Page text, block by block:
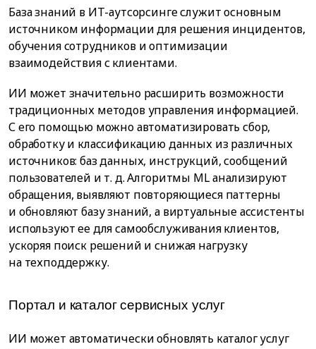
База знаний в ИТ-аутсорсинге служит основным
источником информации для решения инцидентов,
обучения сотрудников и оптимизации
взаимодействия с клиентами.
ИИ может значительно расширить возможности
традиционных методов управления информацией.
С его помощью можно автоматизировать сбор,
обработку и классификацию данных из различных
источников: баз данных, инструкций, сообщений
пользователей и т. д. Алгоритмы ML анализируют
обращения, выявляют повторяющиеся паттерны
и обновляют базу знаний, а виртуальные ассистенты
используют ее для самообслуживания клиентов,
ускоряя поиск решений и снижая нагрузку
на техподдержку.
Портал и каталог сервисных услуг
ИИ может автоматически обновлять каталог услуг